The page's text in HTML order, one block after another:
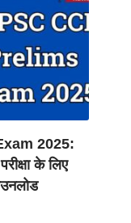
2025:
के लिए